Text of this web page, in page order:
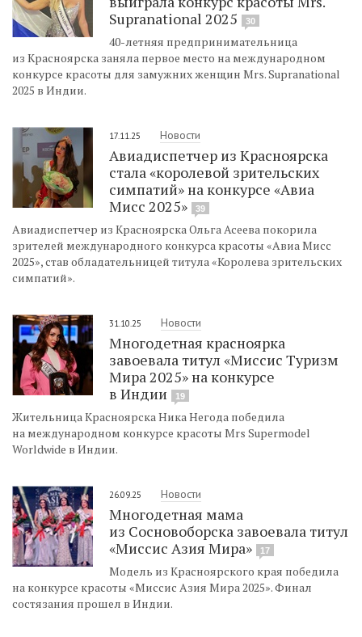
Supranational 2025
30
40-летняя предпринимательница
из Красноярска заняла первое место на международном
конкурсе красоты для замужних женщин Mrs. Supranational
2025 в Индии.
17.11.25 Новости
Авиадиспетчер из Красноярска
стала «королевой зрительских
симпатий» на конкурсе «Авиа
Мисс 2025»
39
Авиадиспетчер из Красноярска Ольга Асеева покорила
зрителей международного конкурса красоты «Авиа Мисс
2025», став обладательницей титула «Королева зрительских
симпатий».
31.10.25 Новости
Многодетная красноярка
завоевала титул «Миссис Туризм
Мира 2025» на конкурсе
в Индии
19
Жительница Красноярска Ника Негода победила
на международном конкурсе красоты Mrs Supermodel
Worldwide в Индии.
26.09.25 Новости
Многодетная мама
из Сосновоборска завоевала титул
«Миссис Азия Мира»
17
Модель из Красноярского края победила
на конкурсе красоты «Миссис Азия Мира 2025». Финал
состязания прошел в Индии.